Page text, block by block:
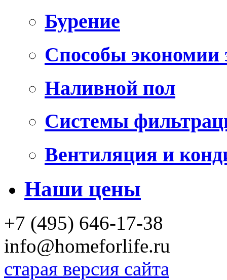
Бурение
Способы экономии
Наливной пол
Системы
Вентиляция и
Наши цены
+7 (495) 646-17-38
info@homeforlife.ru
старая версия сайта